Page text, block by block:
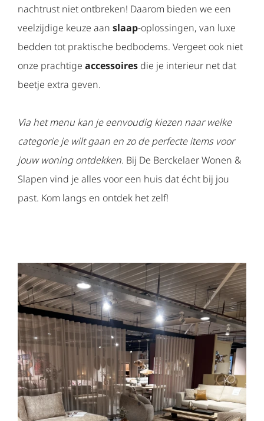
nachtrust niet ontbreken! Daarom bieden we een
veelzijdige keuze aan slaap-oplossingen, van luxe
bedden tot praktische bedbodems. Vergeet ook niet
onze prachtige accessoires die je interieur net dat
beetje extra geven.
Via het menu kan je eenvoudig kiezen naar welke
categorie je wilt gaan en zo de perfecte items voor
jouw woning ontdekken. Bij De Berckelaer Wonen &
Slapen vind je alles voor een huis dat écht bij jou
past. Kom langs en ontdek het zelf!